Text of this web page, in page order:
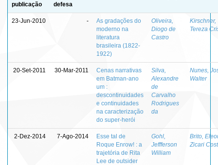
publicação
defesa
23-Jun-2010 -
As gradações do
moderno na
literatura
brasileira (1822-
1922)
Oliveira,
Diogo de
Castro
Kirschner,
Tereza
20-Set-2011 30-Mar-2011
Cenas narrativas
em Batman-ano
um :
descontinuidades
e continuidades
na caracterização
do super-herói
Silva,
Alexandre
de
Carvalho
Rodrigues
da
Nunes,
Walter
2-Dez-2014 7-Ago-2014
Esse tal de
Roque Enrow! : a
trajetória de Rita
Lee de outsider
Gohl,
Jeffferson
William
Brito,
Zicari